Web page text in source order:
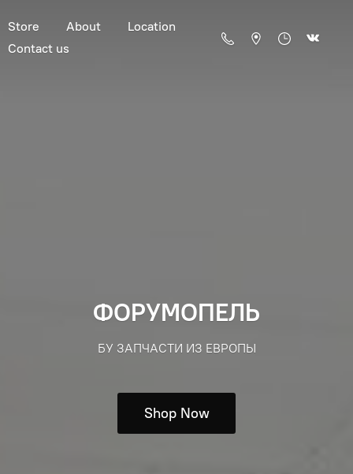
Store About
Location
Contact us
ФОРУМОПЕЛЬ
БУ ЗАПЧАСТИ ИЗ ЕВРОПЫ
Shop Now